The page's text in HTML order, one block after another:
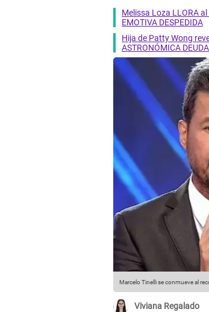
Melissa Loza LLORA
EMOTIVA DESPEDIDA
Hija de Patty Wong
ASTRONÓMICA DEUDA
Marcelo Tinelli se conmueve al
Viviana Regalado